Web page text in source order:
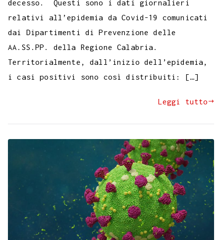
decesso. Questi sono i dati giornalieri
relativi all’epidemia da Covid-19 comunicati
dai Dipartimenti di Prevenzione delle
AA.SS.PP. della Regione Calabria.
Territorialmente, dall’inizio dell’epidemia,
i casi positivi sono così distribuiti: […]
Leggi tutto